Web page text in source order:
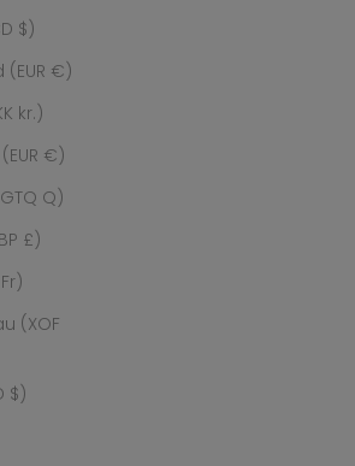
$)
€)
kr.)
€)
Q)
£)
(XOF
$)